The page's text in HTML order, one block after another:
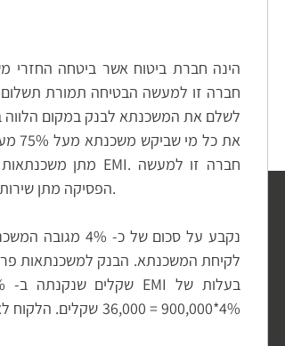
לשלם את המשכנתא לבנק במקום הלווה
הפסיקה מתן שירות ללקוחות חדשים והיא פעילה רק כדי לתת שירות ללקוחות קיימים.
התשלום על ביטוח EMI נקבע על סכום של כ- 4% מגובה המשכנתא ושולם לחברת הביטוח
לקיחת המשכנתא. הבנק למשכנתאות
4%*900,000 =